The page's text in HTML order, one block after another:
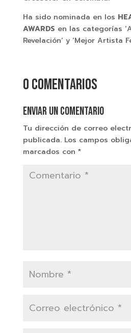
Ha sido nominada en los
AWARDS en las categorías
Revelación’ y ‘Mejor Artista
0 comentarios
Enviar un comentario
Tu dirección de correo
publicada. Los campos
marcados con *